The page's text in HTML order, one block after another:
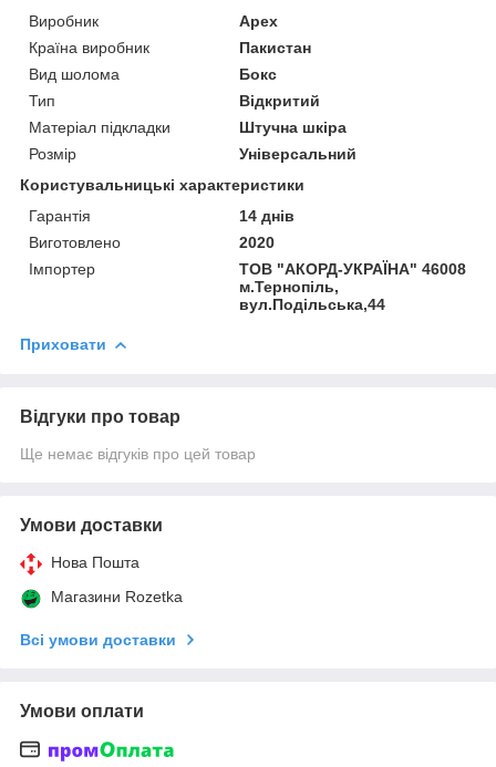
Виробник
Apex
Країна виробник
Пакистан
Вид шолома
Бокс
Тип
Відкритий
Матеріал підкладки
Штучна шкіра
Розмір
Універсальний
Користувальницькі характеристики
Гарантія
14 днів
Виготовлено
2020
Імпортер
ТОВ "АКОРД-УКРАЇНА" 46008
м.Тернопіль,
вул.Подільська,44
Приховати
Відгуки про товар
Ще немає відгуків про цей товар
Умови доставки
Нова Пошта
Магазини Rozetka
Всі умови доставки
Умови оплати